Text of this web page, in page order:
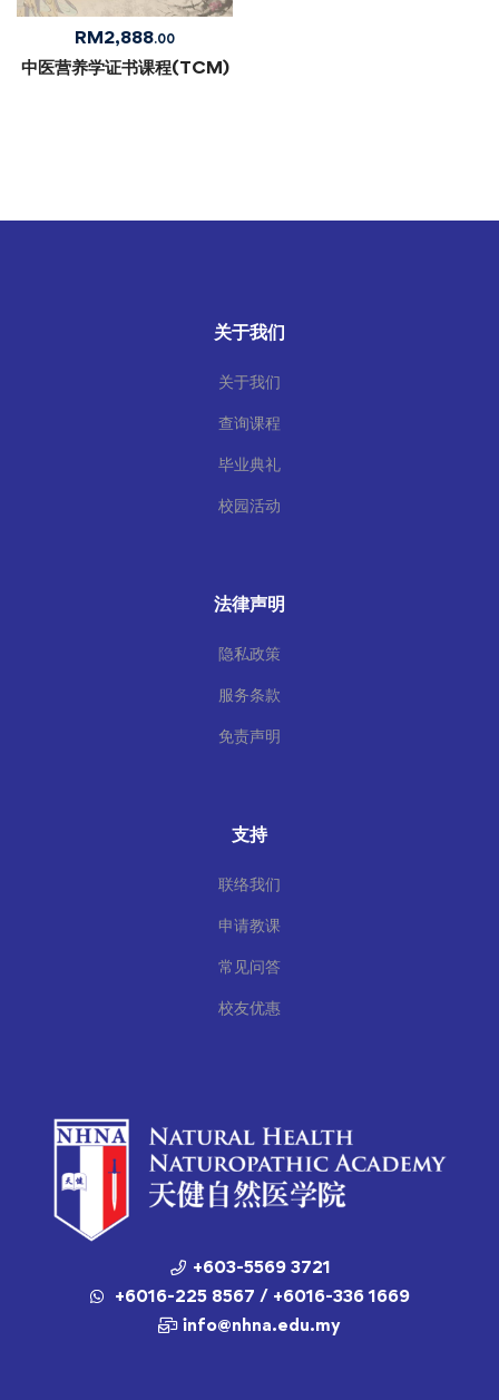
RM2,888.00
中医营养学证书课程(TCM)
关于我们
关于我们
查询课程
毕业典礼
校园活动
法律声明
隐私政策
服务条款
免责声明
支持
联络我们
申请教课
常见问答
校友优惠
+603-5569 3721
+6016-225 8567 / +6016-336 1669
info@nhna.edu.my